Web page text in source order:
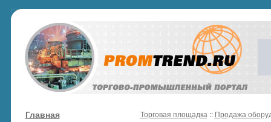
Главная
Торговая площадка:: Продажа